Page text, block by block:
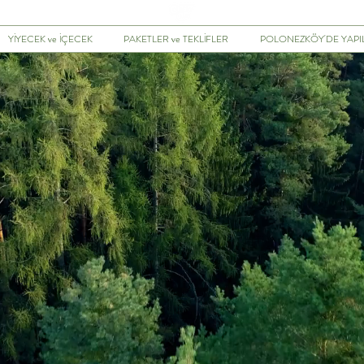
YİYECEK ve İÇECEK PAKETLER ve TEKLİFLER POLONEZKÖY'DE